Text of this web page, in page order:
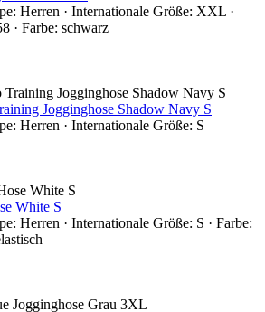
Herren · Internationale Größe: XXL ·
· Farbe: schwarz
Jogginghose Shadow Navy S
Herren · Internationale Größe: S
White S
Herren · Internationale Größe: S · Farbe: